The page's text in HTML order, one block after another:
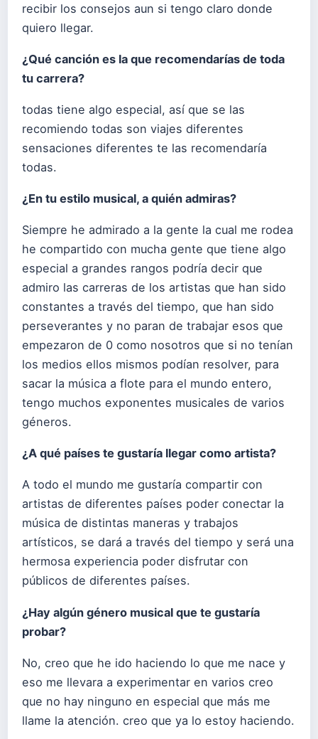
recibir los consejos aun si tengo claro donde
quiero llegar.
¿Qué canción es la que recomendarías de toda
tu carrera?
todas tiene algo especial, así que se las
recomiendo todas son viajes diferentes
sensaciones diferentes te las recomendaría
todas.
¿En tu estilo musical, a quién admiras?
Siempre he admirado a la gente la cual me rodea
he compartido con mucha gente que tiene algo
especial a grandes rangos podría decir que
admiro las carreras de los artistas que han sido
constantes a través del tiempo, que han sido
perseverantes y no paran de trabajar esos que
empezaron de 0 como nosotros que si no tenían
los medios ellos mismos podían resolver, para
sacar la música a flote para el mundo entero,
tengo muchos exponentes musicales de varios
géneros.
¿A qué países te gustaría llegar como artista?
A todo el mundo me gustaría compartir con
artistas de diferentes países poder conectar la
música de distintas maneras y trabajos
artísticos, se dará a través del tiempo y será una
hermosa experiencia poder disfrutar con
públicos de diferentes países.
¿Hay algún género musical que te gustaría
probar?
No, creo que he ido haciendo lo que me nace y
eso me llevara a experimentar en varios creo
que no hay ninguno en especial que más me
llame la atención. creo que ya lo estoy haciendo.